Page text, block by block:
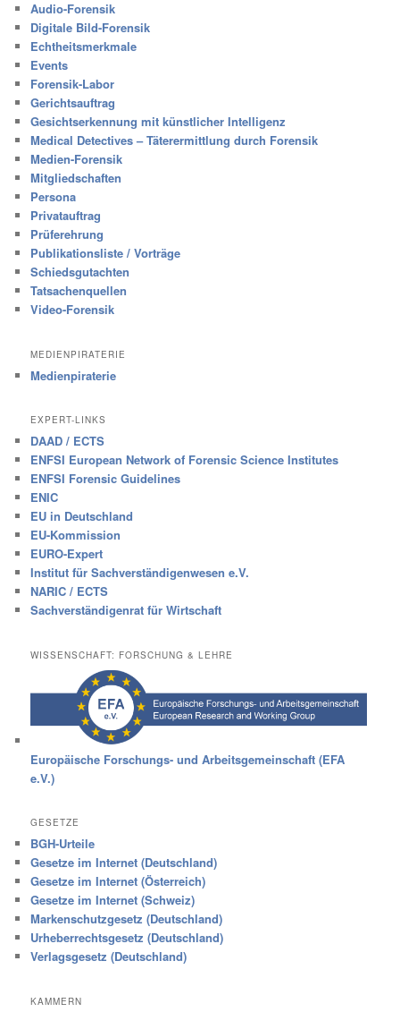
Audio-Forensik
Digitale Bild-Forensik
Echtheitsmerkmale
Events
Forensik-Labor
Gerichtsauftrag
Gesichtserkennung mit künstlicher Intelligenz
Medical Detectives – Täterermittlung durch Forensik
Medien-Forensik
Mitgliedschaften
Persona
Privatauftrag
Prüferehrung
Publikationsliste / Vorträge
Schiedsgutachten
Tatsachenquellen
Video-Forensik
MEDIENPIRATERIE
Medienpiraterie
EXPERT-LINKS
DAAD / ECTS
ENFSI European Network of Forensic Science Institutes
ENFSI Forensic Guidelines
ENIC
EU in Deutschland
EU-Kommission
EURO-Expert
Institut für Sachverständigenwesen e.V.
NARIC / ECTS
Sachverständigenrat für Wirtschaft
WISSENSCHAFT: FORSCHUNG & LEHRE
Europäische Forschungs- und Arbeitsgemeinschaft (EFA
e.V.)
GESETZE
BGH-Urteile
Gesetze im Internet (Deutschland)
Gesetze im Internet (Österreich)
Gesetze im Internet (Schweiz)
Markenschutzgesetz (Deutschland)
Urheberrechtsgesetz (Deutschland)
Verlagsgesetz (Deutschland)
KAMMERN